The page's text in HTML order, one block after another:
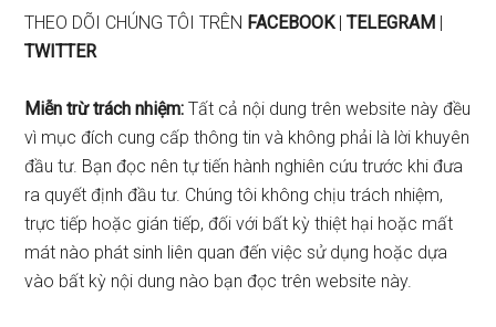
THEO DÕI CHÚNG TÔI TRÊN FACEBOOK|TELEGRAM |
TWITTER
Miễn trừ trách nhiệm: Tất cả nội dung trên website này đều
vì mục đích cung cấp thông tin và không phải là lời khuyên
đầu tư. Bạn đọc nên tự tiến hành nghiên cứu trước khi đưa
ra quyết định đầu tư. Chúng tôi không chịu trách nhiệm,
trực tiếp hoặc gián tiếp, đối với bất kỳ thiệt hại hoặc mất
mát nào phát sinh liên quan đến việc sử dụng hoặc dựa
vào bất kỳ nội dung nào bạn đọc trên website này.